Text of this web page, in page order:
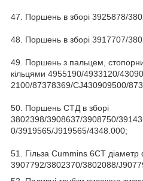
47. Поршень в зборі 3925878/
48. Поршень в зборі 3917707/
49. Поршень з пальцем,
кільцями 4955190/4933120/
2100/87378369/CJ430909500/
50. Поршень СТД в зборі
3802398/3908637/3908750/
0/3919565/J919565/4348.000;
51. Гільза Cummins 6CT
3907792/3802370/3802088/